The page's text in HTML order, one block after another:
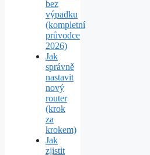
bez
výpadku
(kompletní
průvodce
2026)
Jak
správně
nastavit
nový
router
(krok
za
krokem)
Jak
zjistit